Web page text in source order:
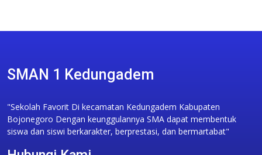
SMAN 1 Kedungadem
"Sekolah Favorit Di kecamatan Kedungadem Kabupaten
Bojonegoro Dengan keunggulannya SMA dapat membentuk
siswa dan siswi berkarakter, berprestasi, dan bermartabat"